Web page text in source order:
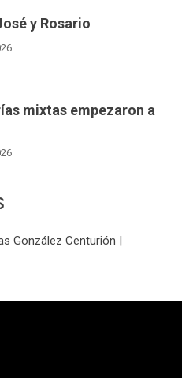
y Rosario
mixtas empezaron a
González Centurión |